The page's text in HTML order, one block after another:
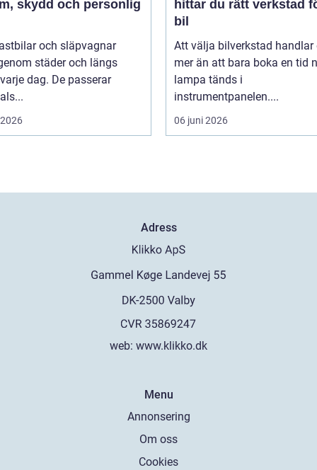
skydd och personlig
och släpvagnar
städer och längs
dag. De passerar
hittar du rätt verkstad
bil
Att välja bilverkstad handlar
mer än att bara boka en tid
lampa tänds i
instrumentpanelen....
06 juni 2026
Adress
web: www.klikko.dk
Menu
Annonsering
Om oss
Cookies